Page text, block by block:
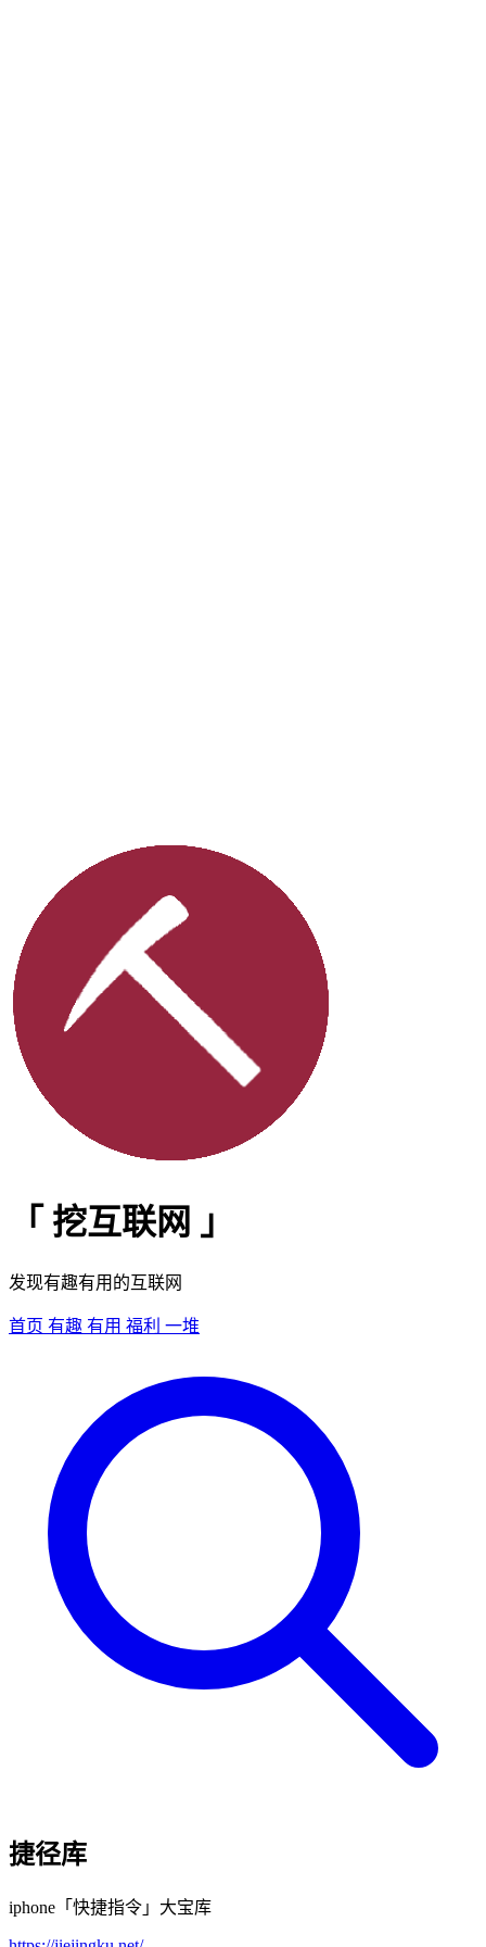
「 挖互联网 」
发现有趣有用的互联网
首页 有趣 有用 福利 一堆
捷径库
iphone「快捷指令」大宝库